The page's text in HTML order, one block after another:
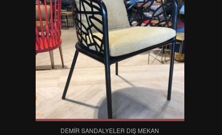
DEMIR SANDALYELER DIŞ MEKAN